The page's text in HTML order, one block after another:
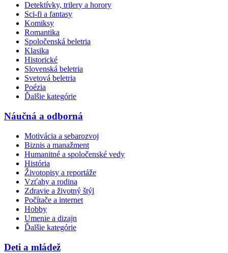
Detektívky, trilery a horory
Sci-fi a fantasy
Komiksy
Romantika
Spoločenská beletria
Klasika
Historické
Slovenská beletria
Svetová beletria
Poézia
Ďalšie kategórie
Náučná a odborná
Motivácia a sebarozvoj
Biznis a manažment
Humanitné a spoločenské vedy
História
Životopisy a reportáže
Vzťahy a rodina
Zdravie a životný štýl
Počítače a internet
Hobby
Umenie a dizajn
Ďalšie kategórie
Deti a mládež